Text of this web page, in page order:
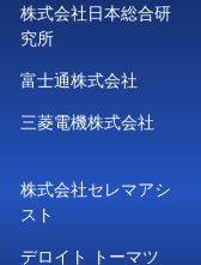
株式会社日本総合研
究所
富士通株式会社
三菱電機株式会社
株式会社セレマアシ
スト
デロイト トーマツ